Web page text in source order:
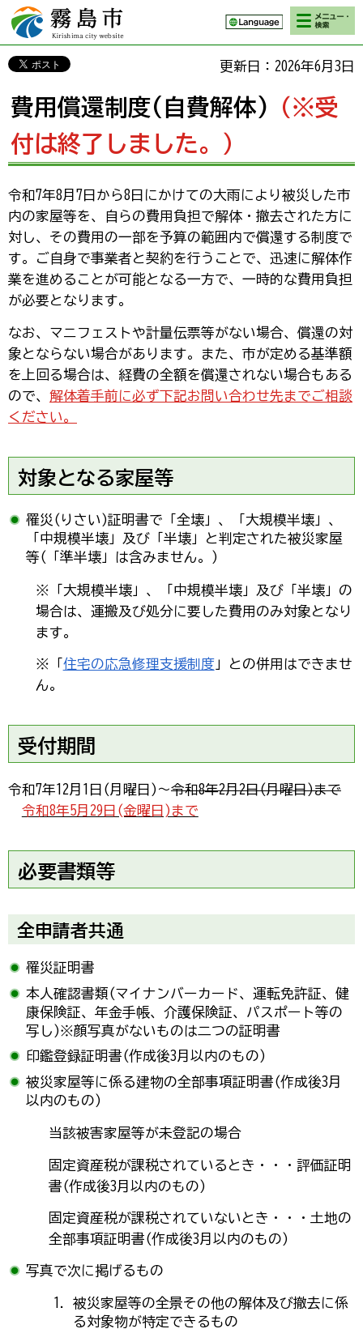
霧島市 Kirishima
city website
検索・メニ
ュー
更新日：2026年6月3日
費用償還制度(自費解体) （※受
付は終了しました。）
令和7年8月7日から8日にかけての大雨により被災した市
内の家屋等を、自らの費用負担で解体・撤去された方に
対し、その費用の一部を予算の範囲内で償還する制度で
す。ご自身で事業者と契約を行うことで、迅速に解体作
業を進めることが可能となる一方で、一時的な費用負担
が必要となります。
なお、マニフェストや計量伝票等がない場合、償還の対
象とならない場合があります。また、市が定める基準額
を上回る場合は、経費の全額を償還されない場合もある
ので、 解体着手前に必ず下記お問い合わせ先までご相談
ください。
対象となる家屋等
罹災(りさい)証明書で「全壊」、「大規模半壊」、
「中規模半壊」及び「半壊」と判定された被災家屋
等(「準半壊」は含みません。)
※「大規模半壊」、「中規模半壊」及び「半壊」の
場合は、運搬及び処分に要した費用のみ対象となり
ます。
※「 住宅の応急修理支援制度」との併用はできませ
ん。
受付期間
令和7年12月1日(月曜日)～令和8年2月2日(月曜日)まで
令和8年5月29日(金曜日)まで
必要書類等
全申請者共通
罹災証明書
本人確認書類(マイナンバーカード、運転免許証、健
康保険証、年金手帳、介護保険証、パスポート等の
写し)※顔写真がないものは二つの証明書
印鑑登録証明書(作成後3月以内のもの)
被災家屋等に係る建物の全部事項証明書(作成後3月
以内のもの)
当該被害家屋等が未登記の場合
固定資産税が課税されているとき・・・評価証明
書(作成後3月以内のもの)
固定資産税が課税されていないとき・・・土地の
全部事項証明書(作成後3月以内のもの)
写真で次に掲げるもの
被災家屋等の全景その他の解体及び撤去に係
る対象物が特定できるもの